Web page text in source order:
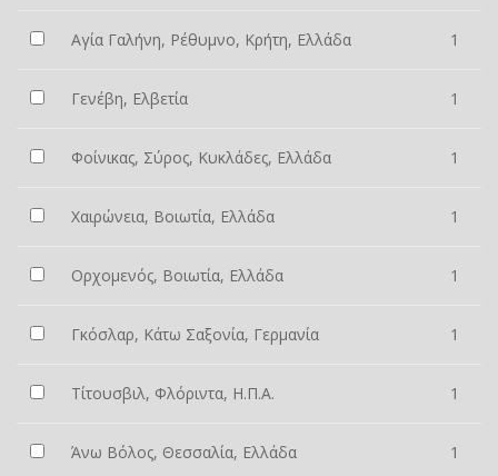
Αγία Γαλήνη, Ρέθυμνο, Κρήτη, Ελλάδα 1
Γενέβη, Ελβετία 1
Φοίνικας, Σύρος, Κυκλάδες, Ελλάδα 1
Χαιρώνεια, Βοιωτία, Ελλάδα 1
Ορχομενός, Βοιωτία, Ελλάδα 1
Γκόσλαρ, Κάτω Σαξονία, Γερμανία 1
Τίτουσβιλ, Φλόριντα, Η.Π.Α. 1
Άνω Βόλος, Θεσσαλία, Ελλάδα 1